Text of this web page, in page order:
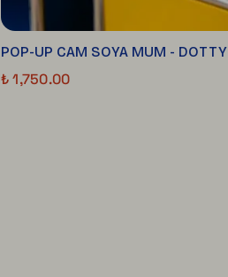
POP-UP CAM SOYA MUM - DOTTY
₺ 1,750.00